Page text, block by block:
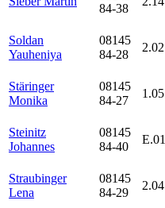
84-38
Soldan
Yauheniya
08145
84-28
2.02
Stäringer
Monika
08145
84-27
1.05
Steinitz
Johannes
08145
84-40
E.01
Straubinger
Lena
08145
84-29
2.04